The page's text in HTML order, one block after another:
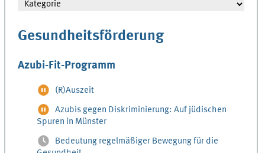
Gesundheitsförderung
Azubi-Fit-Programm
(R)Auszeit
Azubis gegen Diskriminierung: Auf jüdischen
Spuren in Münster
Bedeutung regelmäßiger Bewegung für die